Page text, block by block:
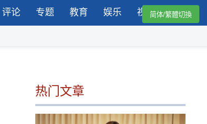
评论 专题 教育 娱乐 视频简体/繁體切換
热门文章